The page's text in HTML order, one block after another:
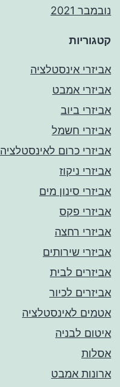
נובמבר 2021
קטגוריות
אביזרי אינסטלציה
אביזרי אמבט
אביזרי ביוב
אביזרי חשמל
אביזרי כרום לאינסטלציה
אביזרי ניקוז
אביזרי סינון מים
אביזרי פקס
אביזרי רחצה
אביזרי שירותים
אביזרים לבית
אביזרים לכיור
אטמים לאינסטלציה
איטום לבניה
אסלות
ארונות אמבט